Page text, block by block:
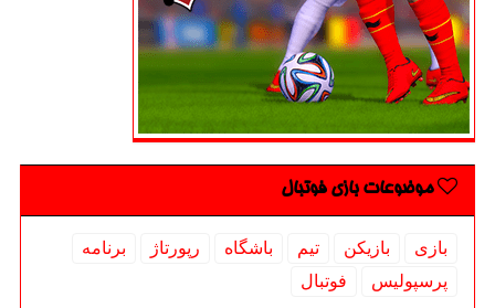
موضوعات بازی فوتبال
بازی بازیكن تیم باشگاه رپورتاژ
برنامه
پرسپولیس
فوتبال